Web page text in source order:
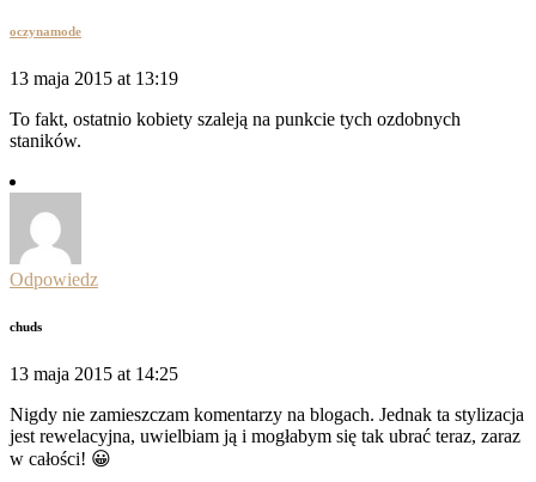
oczynamode
13 maja 2015 at 13:19
To fakt, ostatnio kobiety szaleją na punkcie tych ozdobnych
staników.
Odpowiedz
chuds
13 maja 2015 at 14:25
Nigdy nie zamieszczam komentarzy na blogach. Jednak ta stylizacja
jest rewelacyjna, uwielbiam ją i mogłabym się tak ubrać teraz, zaraz
w całości! 😀